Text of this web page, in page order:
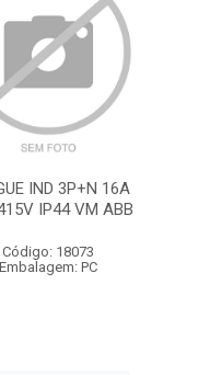
IND 3P+N 16A
IP44 VM ABB
Código: 18073
Embalagem: PC